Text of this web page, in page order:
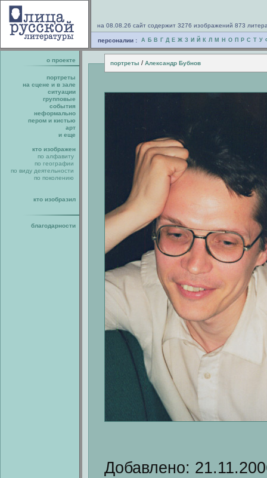
на 08.08.26 сайт содержит 3276 изображений 873
персоналии : А Б В Г Д Е Ж З И Й К Л М Н О П Р С Т У
о проекте портреты / Александр Бубнов
портреты
на сцене и в зале
ситуации
групповые
события
неформально
пером и кистью
арт
и еще
кто изображен
по алфавиту
по географии
по виду деятельности
по поколению
кто изобразил
благодарности
Добавлено: